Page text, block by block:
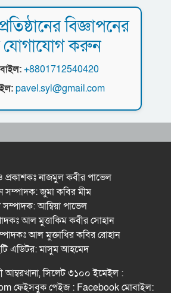
সড়ক দু*র্ঘ*ট*নায় প্রাণ গেল যুবকের
ইউনিভার্সিটিতে রচনা ও আবৃত্তি
পুরষ্কার বিতরণী অনুষ্ঠিত
জুলাই গণ-অভ্যুত্থান দিবস উপলক্ষে
উচ্চ বিদ্যালয়ের নতুন ভবনের
মাসব্যাপী বৃক্ষরোপণ কর্মসূচির উদ্বোধন
ইউনিভার্সিটিতে “পারস্য কবিতা ও বাংলা
যোগাযোগ ও সম্ভাবনা” শীর্ষক সেমিনার
জোড়া ব্রিজের পাশ থেকে আ ট ক ফরহাদ-
স্মৃতি জাদুঘর’ উদ্বোধন করলেন
বিজ্ঞাপনের
যোগাযোগ করুন
+8801712540420
pavel.syl@gmail.com
নাজমুল কবীর পাভেল
সম্পাদক: জুমা কবির মীম
আম্বিয়া পাভেল
আল মুত্তাকিম কবীর সোহান
আল মুক্তাধির কবির রোহান
এডিটর: মাসুম আহমেদ
আম্বরখানা, সিলেট ৩১০০ ইমেইল :
ফেইসবুক পেইজ : Facebook মোবাইল: